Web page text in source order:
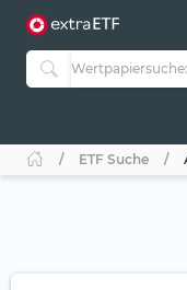
ETF-Guide 2.0
Guide Aktive ETFs
ETF-Sparpläne
ETF Suche